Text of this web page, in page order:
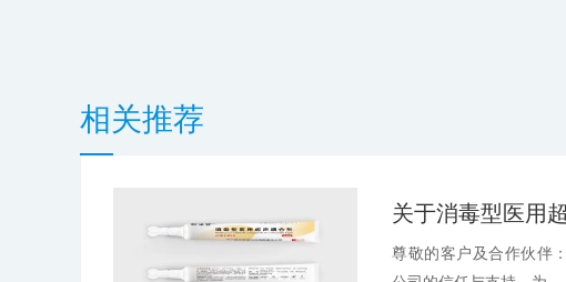
相关推荐
尊敬的客户及合作伙伴